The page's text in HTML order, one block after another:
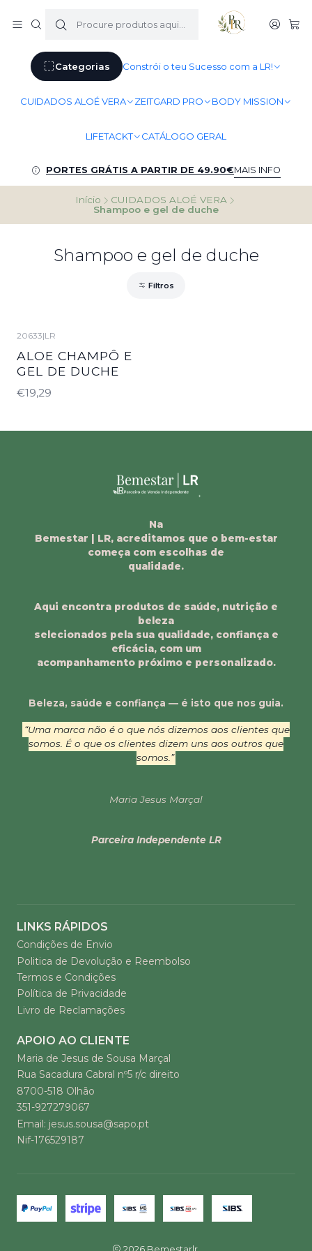
Categorias Constrói o teu Sucesso com a LR!
CUIDADOS ALOÉ VERA ZEITGARD PRO BODY MISSION
LIFETACKT CATÁLOGO GERAL
PORTES GRÁTIS A PARTIR DE 49.90€MAIS INFO
Início
CUIDADOS ALOÉ VERA
Shampoo e gel de duche
Shampoo e gel de duche
Filtros
20633|LR
ALOE CHAMPÔ E
GEL DE DUCHE
€19,29
Na
Bemestar | LR, acreditamos que o bem-estar
começa com escolhas de
qualidade.
Aqui encontra produtos de saúde, nutrição e
beleza
selecionados pela sua qualidade, confiança e
eficácia, com um
acompanhamento próximo e personalizado.
Beleza, saúde e confiança — é isto que nos guia.
“Uma marca não é o que nós dizemos aos clientes que
somos. É o que os clientes dizem uns aos outros que
somos.”
Maria Jesus Marçal
Parceira Independente LR
LINKS RÁPIDOS
Condições de Envio
Politica de Devolução e Reembolso
Termos e Condições
Política de Privacidade
Livro de Reclamações
APOIO AO CLIENTE
Maria de Jesus de Sousa Marçal
Rua Sacadura Cabral nº5 r/c direito
8700-518 Olhão
351-927279067
Email: jesus.sousa@sapo.pt
Nif-176529187